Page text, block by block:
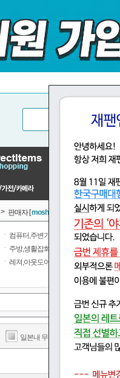
> 판매자 [moshpunx ] 판매상품
컴퓨터,주변기기
주방,생활잡화,일용품
(7)
레져,아웃도어
일본내 무료배송 판매가